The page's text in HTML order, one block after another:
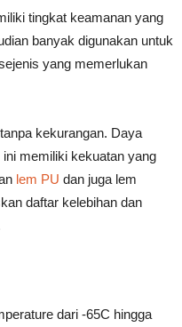
tingkat keamanan yang
banyak digunakan untuk
yang memerlukan
kekurangan. Daya
memiliki kekuatan yang
lem PU dan juga lem
daftar kelebihan dan
dari -65C hingga